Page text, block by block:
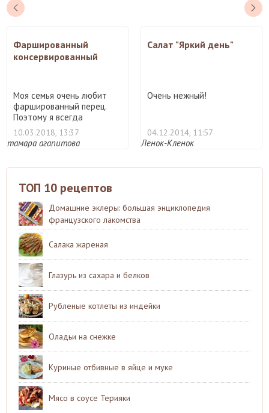
Фаршированный
консервированный
Моя семья очень любит
фаршированный перец.
Поэтому я всегда
заморажи ...
10.03.2018, 13:37
тамара агапитова
Салат "Яркий день"
Очень нежный!
04.12.2014, 11:57
Ленок-Кленок
ТОП 10 рецептов
Домашние эклеры: большая энциклопедия
французского лакомства
Салака жареная
Глазурь из сахара и белков
Рубленые котлеты из индейки
Оладьи на снежке
Куриные отбивные в яйце и муке
Мясо в соусе Терияки